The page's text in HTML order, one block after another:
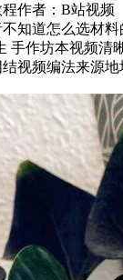
作者：B站视频
知道怎么选材
手作坊本视频清
视频编法来源地